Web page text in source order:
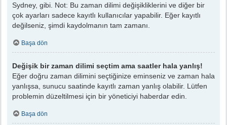
Sydney, gibi. Not: Bu zaman dilimi değişikliklerini ve diğer bir
çok ayarları sadece kayıtlı kullanıcılar yapabilir. Eğer kayıtlı
değilseniz, şimdi kaydolmanın tam zamanı.
Başa dön
Değişik bir zaman dilimi seçtim ama saatler hala yanlış!
Eğer doğru zaman dilimini seçtiğinize eminseniz ve zaman hala
yanlışsa, sunucu saatinde kayıtlı zaman yanlış olabilir. Lütfen
problemin düzeltilmesi için bir yöneticiyi haberdar edin.
Başa dön